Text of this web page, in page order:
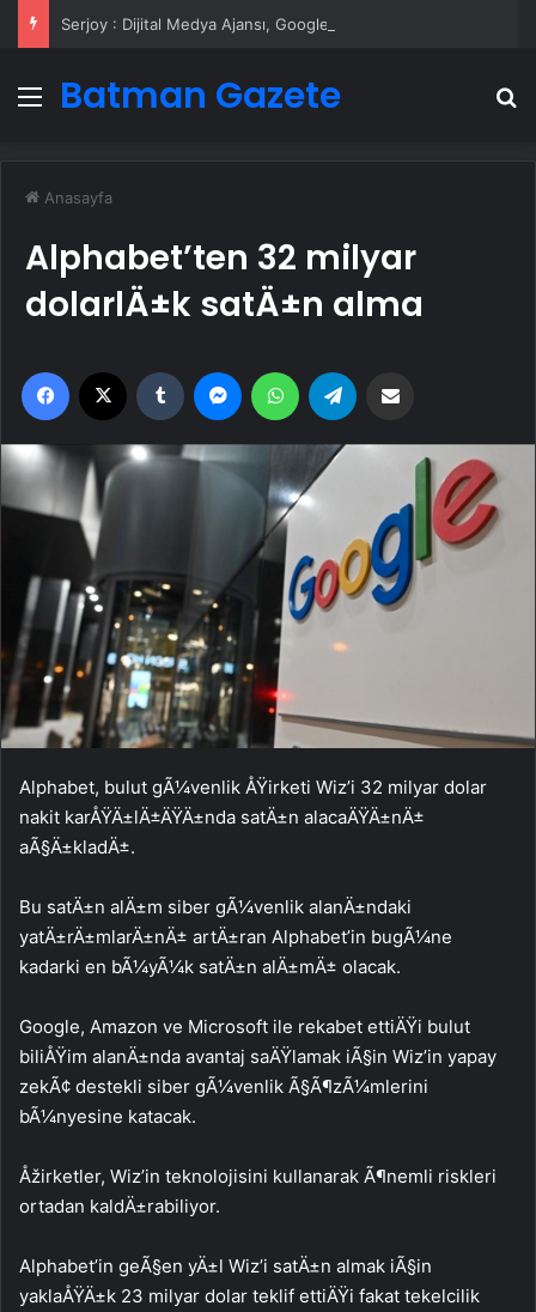
Menü
Batman Gazete
Anasayfa
Alphabet’ten 32 milyar
dolarlÄ±k satÄ±n alma
Facebook Tumblr MessengerWhatsApp
Alphabet, bulut gÃ¼venlik ÅŸirketi Wiz’i 32 milyar dolar
nakit karÅŸÄ±lÄ±ÄŸÄ±nda satÄ±n alacaÄŸÄ±nÄ±
aÃ§Ä±kladÄ±.
Bu satÄ±n alÄ±m siber gÃ¼venlik alanÄ±ndaki
yatÄ±rÄ±mlarÄ±nÄ± artÄ±ran Alphabet’in bugÃ¼ne
kadarki en bÃ¼yÃ¼k satÄ±n alÄ±mÄ± olacak.
Google, Amazon ve Microsoft ile rekabet ettiÄŸi bulut
biliÅŸim alanÄ±nda avantaj saÄŸlamak iÃ§in Wiz’in yapay
zekÃ¢ destekli siber gÃ¼venlik Ã§Ã¶zÃ¼mlerini
bÃ¼nyesine katacak.
Åžirketler, Wiz’in teknolojisini kullanarak Ã¶nemli riskleri
ortadan kaldÄ±rabiliyor.
Alphabet’in geÃ§en yÄ±l Wiz’i satÄ±n almak iÃ§in
yaklaÅŸÄ±k 23 milyar dolar teklif ettiÄŸi fakat tekelcilik